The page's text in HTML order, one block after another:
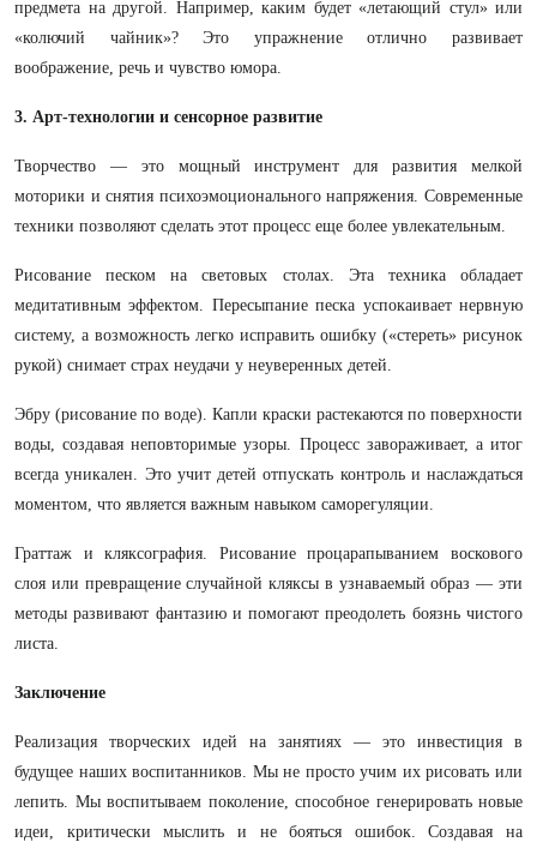
предмета на другой. Например, каким будет «летающий стул» или
«колючий чайник»? Это упражнение отлично развивает
воображение, речь и чувство юмора.
3. Арт-технологии и сенсорное развитие
Творчество — это мощный инструмент для развития мелкой
моторики и снятия психоэмоционального напряжения. Современные
техники позволяют сделать этот процесс еще более увлекательным.
Рисование песком на световых столах. Эта техника обладает
медитативным эффектом. Пересыпание песка успокаивает нервную
систему, а возможность легко исправить ошибку («стереть» рисунок
рукой) снимает страх неудачи у неуверенных детей.
Эбру (рисование по воде). Капли краски растекаются по поверхности
воды, создавая неповторимые узоры. Процесс завораживает, а итог
всегда уникален. Это учит детей отпускать контроль и наслаждаться
моментом, что является важным навыком саморегуляции.
Граттаж и кляксография. Рисование процарапыванием воскового
слоя или превращение случайной кляксы в узнаваемый образ — эти
методы развивают фантазию и помогают преодолеть боязнь чистого
листа.
Заключение
Реализация творческих идей на занятиях — это инвестиция в
будущее наших воспитанников. Мы не просто учим их рисовать или
лепить. Мы воспитываем поколение, способное генерировать новые
идеи, критически мыслить и не бояться ошибок. Создавая на